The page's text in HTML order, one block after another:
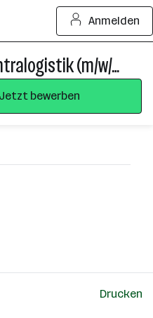
Anmelden
Software Consultant Intralogistik (m/w/d)
Jetzt bewerben
Drucken